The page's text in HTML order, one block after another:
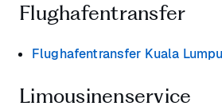
Flughafentransfer
Flughafentransfer Kuala
Limousinenservice